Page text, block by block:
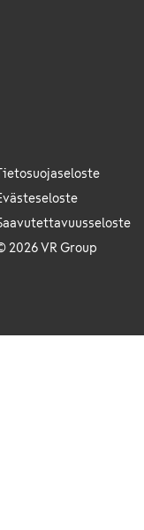
2026 VR Group